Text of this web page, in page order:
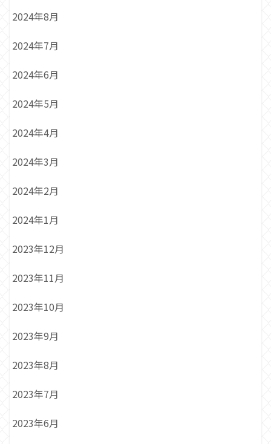
2024年8月
2024年7月
2024年6月
2024年5月
2024年4月
2024年3月
2024年2月
2024年1月
2023年12月
2023年11月
2023年10月
2023年9月
2023年8月
2023年7月
2023年6月